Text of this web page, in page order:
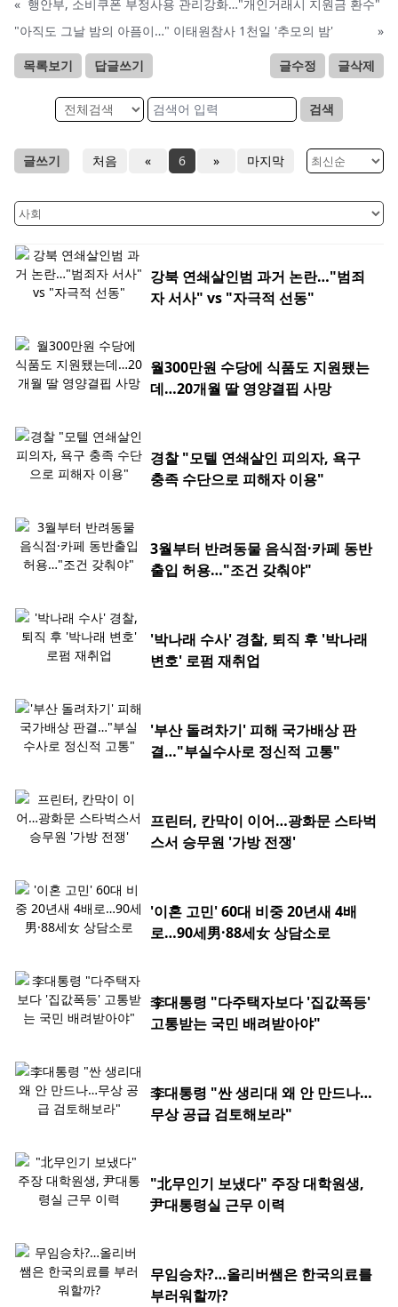
« 행안부, 소비쿠폰 부정사용 관리강화…"개인거래시 지원금 환수"
"아직도 그날 밤의 아픔이…" 이태원참사 1천일 '추모의 밤'
»
목록보기 답글쓰기 글수정 글삭제
검색
글쓰기 처음 « 6 » 마지막
강북 연쇄살인범 과거 논란…"범죄
자 서사" vs "자극적 선동"
월300만원 수당에 식품도 지원됐는
데…20개월 딸 영양결핍 사망
경찰 "모텔 연쇄살인 피의자, 욕구
충족 수단으로 피해자 이용"
3월부터 반려동물 음식점·카페 동반
출입 허용…"조건 갖춰야"
'박나래 수사' 경찰, 퇴직 후 '박나래
변호' 로펌 재취업
'부산 돌려차기' 피해 국가배상 판
결…"부실수사로 정신적 고통"
프린터, 칸막이 이어…광화문 스타벅
스서 승무원 '가방 전쟁'
'이혼 고민' 60대 비중 20년새 4배
로…90세男·88세女 상담소로
李대통령 "다주택자보다 '집값폭등'
고통받는 국민 배려받아야"
李대통령 "싼 생리대 왜 안 만드나…
무상 공급 검토해보라"
"北무인기 보냈다" 주장 대학원생,
尹대통령실 근무 이력
무임승차?…올리버쌤은 한국의료를
부러워할까?